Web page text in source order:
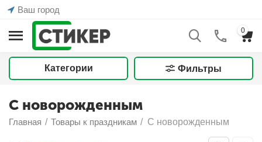
Ваш город
0
Категории Фильтры
С новорожденным
Главная / Товары к праздникам / С новорожденным